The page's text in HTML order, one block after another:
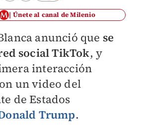
Únete al canal de Milenio
anunció que se
social TikTok, y
interacción
un video del
de Estados
Trump.